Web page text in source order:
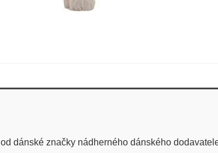
od dánské značky nádherného dánského